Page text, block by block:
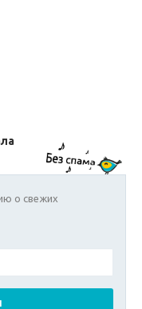
о свежих